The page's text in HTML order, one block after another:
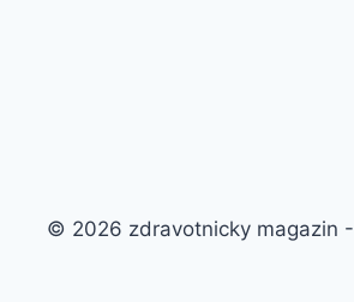
© 2026 zdravotnicky magazin -